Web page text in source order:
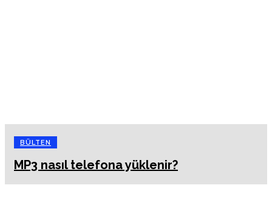
BÜLTEN
MP3 nasıl telefona yüklenir?